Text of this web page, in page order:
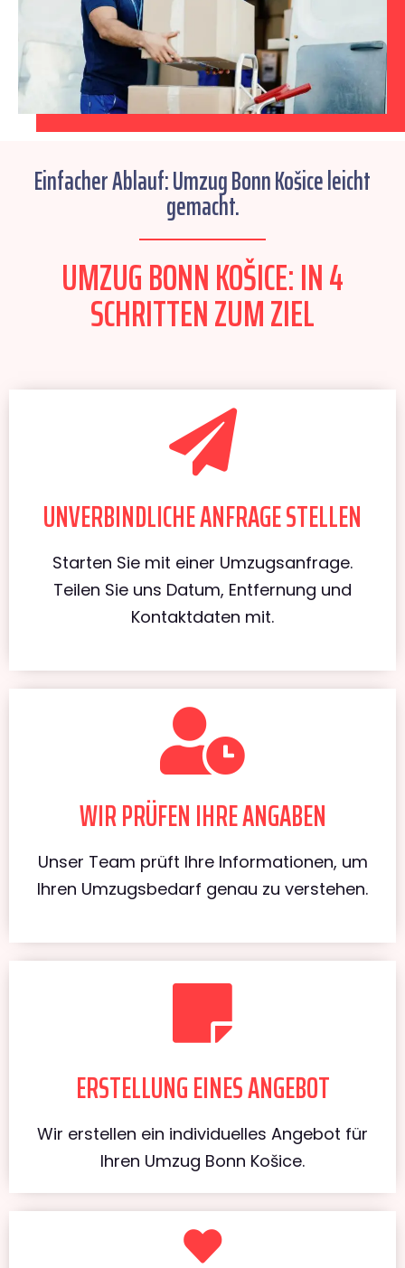
Einfacher Ablauf: Umzug Bonn Košice leicht
gemacht.
UMZUG BONN KOŠICE: IN 4
SCHRITTEN ZUM ZIEL
UNVERBINDLICHE ANFRAGE STELLEN
Starten Sie mit einer Umzugsanfrage.
Teilen Sie uns Datum, Entfernung und
Kontaktdaten mit.
WIR PRÜFEN IHRE ANGABEN
Unser Team prüft Ihre Informationen, um
Ihren Umzugsbedarf genau zu verstehen.
ERSTELLUNG EINES ANGEBOT
Wir erstellen ein individuelles Angebot für
Ihren Umzug Bonn Košice.